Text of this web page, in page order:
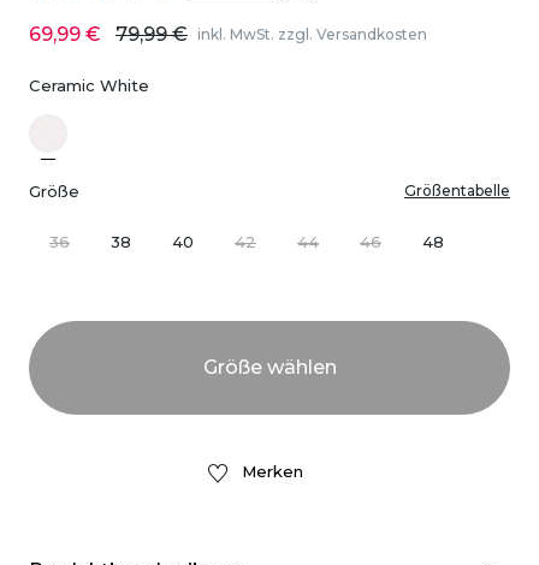
69,99 € 79,99 € inkl. MwSt. zzgl. Versandkosten
Ceramic White
Größe Größentabelle
36 38 40 42 44 46 48
Merken